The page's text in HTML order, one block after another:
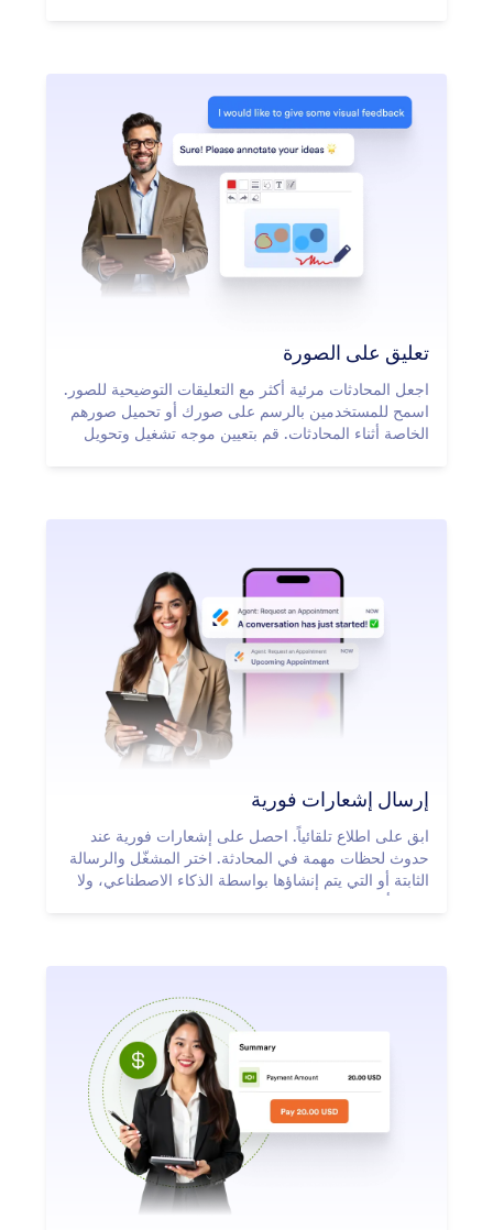
تعليق على الصورة
اجعل المحادثات مرئية أكثر مع التعليقات التوضيحية للصور.
اسمح للمستخدمين بالرسم على صورك أو تحميل صورهم
الخاصة أثناء المحادثات. قم بتعيين موجه تشغيل وتحويل
إرسال إشعارات فورية
ابق على اطلاع تلقائياً. احصل على إشعارات فورية عند
حدوث لحظات مهمة في المحادثة. اختر المشغّل والرسالة
الثابتة أو التي يتم إنشاؤها بواسطة الذكاء الاصطناعي، ولا
تفوّت أبدًا ما هو مهم.